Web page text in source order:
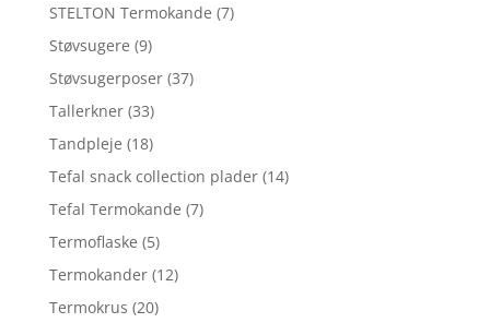
STELTON Termokande (7)
Støvsugere (9)
Støvsugerposer (37)
Tallerkner (33)
Tandpleje (18)
Tefal snack collection plader (14)
Tefal Termokande (7)
Termoflaske (5)
Termokander (12)
Termokrus (20)